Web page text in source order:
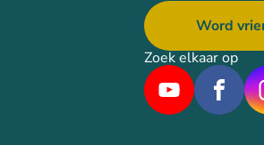
Word
Zoek elkaar op